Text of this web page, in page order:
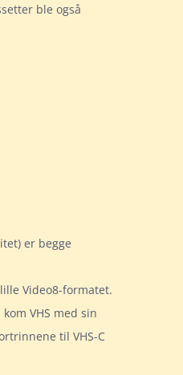
ble også
er begge
Video8-formatet.
VHS med sin
til VHS-C